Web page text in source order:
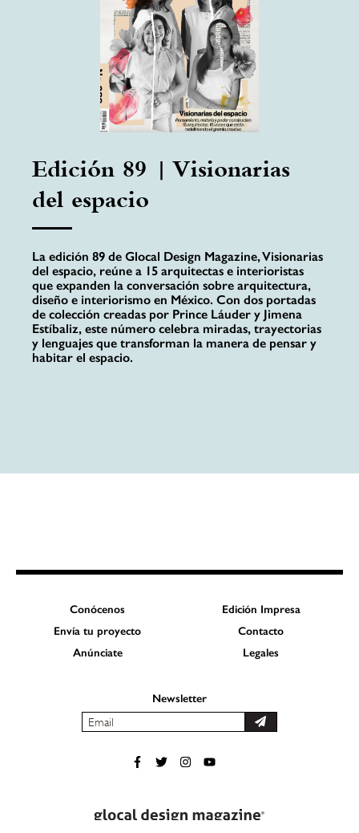
Edición 89 | Visionarias
del espacio
La edición 89 de Glocal Design Magazine, Visionarias
del espacio, reúne a 15 arquitectas e interioristas
que expanden la conversación sobre arquitectura,
diseño e interiorismo en México. Con dos portadas
de colección creadas por Prince Láuder y Jimena
Estíbaliz, este número celebra miradas, trayectorias
y lenguajes que transforman la manera de pensar y
habitar el espacio.
Conócenos
Edición Impresa
Envía tu proyecto
Contacto
Anúnciate
Legales
Newsletter